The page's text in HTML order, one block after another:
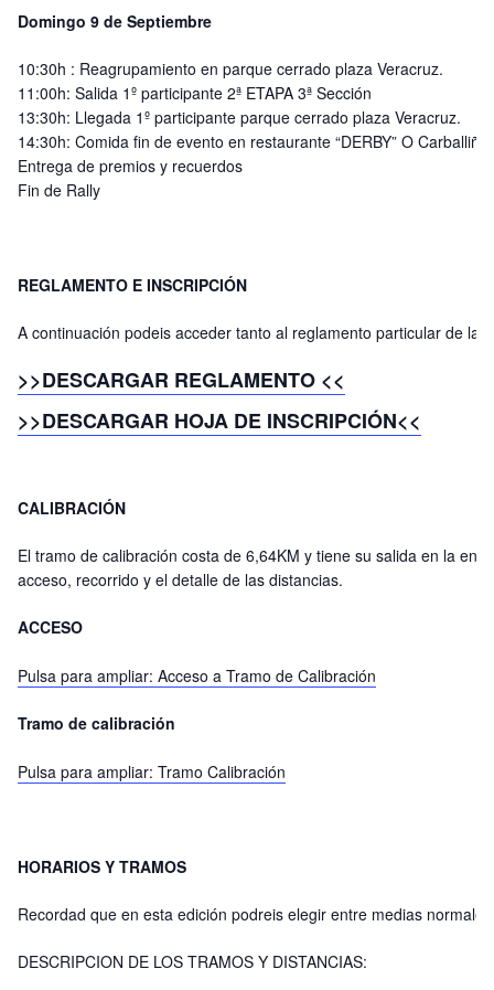
Domingo 9 de Septiembre
10:30h : Reagrupamiento en parque cerrado plaza Veracruz.
11:00h: Salida 1º participante 2ª ETAPA 3ª Sección
13:30h: Llegada 1º participante parque cerrado plaza Veracruz.
14:30h: Comida fin de evento en restaurante “DERBY” O Carballiño
Entrega de premios y recuerdos
Fin de Rally
REGLAMENTO E INSCRIPCIÓN
A continuación podeis acceder tanto al reglamento particular de la
>>DESCARGAR REGLAMENTO <<
>>DESCARGAR HOJA DE INSCRIPCIÓN<<
CALIBRACIÓN
El tramo de calibración costa de 6,64KM y tiene su salida en la
acceso, recorrido y el detalle de las distancias.
ACCESO
Pulsa para ampliar: Acceso a Tramo de Calibración
Tramo de calibración
Pulsa para ampliar: Tramo Calibración
HORARIOS Y TRAMOS
Recordad que en esta edición podreis elegir entre medias
DESCRIPCION DE LOS TRAMOS Y DISTANCIAS: